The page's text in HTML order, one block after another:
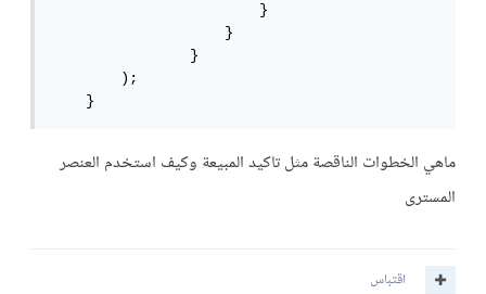
                        }
                    }
                }
        );
    }
ماهي الخطوات الناقصة مثل تاكيد المبيعة وكيف استخدم العنصر
المسترى
اقتباس